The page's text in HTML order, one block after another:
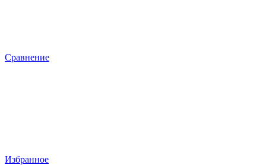
Сравнение
Избранное